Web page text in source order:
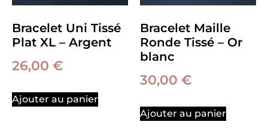
Bracelet Uni Tissé
Plat XL – Argent
26,00 €
Ajouter au panier
Bracelet Maille
Ronde Tissé – Or
blanc
30,00 €
Ajouter au panier